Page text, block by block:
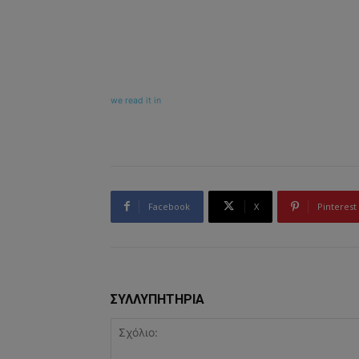
we read it in
Facebook X Pinterest
ΣΥΛΛΥΠΗΤΗΡΙΑ